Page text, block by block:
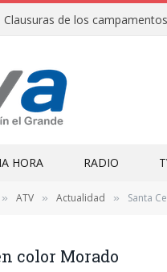
HORA RADIO
» ATV » Actualidad » Santa
color Morado